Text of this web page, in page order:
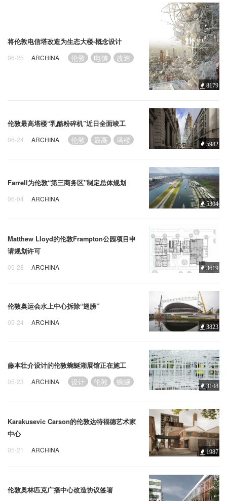
关于我们
联系我们
将伦敦电信塔改造为生态大楼-概念设计
06-25 ARCHINA 伦敦 电信 改造
8179
伦敦最高塔楼“乳酪粉碎机”近日全面竣工
06-24 ARCHINA 伦敦 最高 塔楼 5982
Farrell为伦敦“第三商务区”制定总体规划
06-04 ARCHINA
5304
Matthew Lloyd的伦敦Frampton公园项目申
请规划许可
05-28 ARCHINA 3619
伦敦奥运会水上中心拆除“翅膀”
05-24 ARCHINA
3823
藤本壮介设计的伦敦蜿蜒湖展馆正在施工
05-23 ARCHINA 设计 伦敦 蜿蜒 3108
Karakusevic Carson的伦敦达特福德艺术家
中心
05-21 ARCHINA 1987
伦敦奥林匹克广播中心改造协议签署